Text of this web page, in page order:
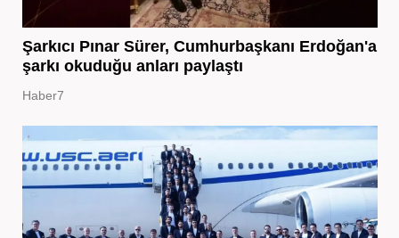
Şarkıcı Pınar Sürer, Cumhurbaşkanı Erdoğan'a
şarkı okuduğu anları paylaştı
Haber7